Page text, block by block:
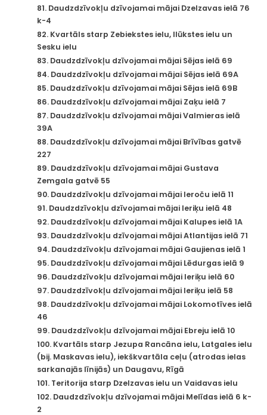
81. Daudzdzīvokļu dzīvojamai mājai Dzelzavas ielā 76
k-4
82. Kvartāls starp Zebiekstes ielu, Ilūkstes ielu un
Sesku ielu
83. Daudzdzīvokļu dzīvojamai mājai Sējas ielā 69
84. Daudzdzīvokļu dzīvojamai mājai Sējas ielā 69A
85. Daudzdzīvokļu dzīvojamai mājai Sējas ielā 69B
86. Daudzdzīvokļu dzīvojamai mājai Zaķu ielā 7
87. Daudzdzīvokļu dzīvojamai mājai Valmieras ielā
39A
88. Daudzdzīvokļu dzīvojamai mājai Brīvības gatvē
227
89. Daudzdzīvokļu dzīvojamai mājai Gustava
Zemgala gatvē 55
90. Daudzdzīvokļu dzīvojamai mājai Ieroču ielā 11
91. Daudzdzīvokļu dzīvojamai mājai Ieriķu ielā 48
92. Daudzdzīvokļu dzīvojamai mājai Kalupes ielā 1A
93. Daudzdzīvokļu dzīvojamai mājai Atlantijas ielā 71
94. Daudzdzīvokļu dzīvojamai mājai Gaujienas ielā 1
95. Daudzdzīvokļu dzīvojamai mājai Lēdurgas ielā 9
96. Daudzdzīvokļu dzīvojamai mājai Ieriķu ielā 60
97. Daudzdzīvokļu dzīvojamai mājai Ieriķu ielā 58
98. Daudzdzīvokļu dzīvojamai mājai Lokomotīves ielā
46
99. Daudzdzīvokļu dzīvojamai mājai Ebreju ielā 10
100. Kvartāls starp Jezupa Rancāna ielu, Latgales ielu
(bij. Maskavas ielu), iekškvartāla ceļu (atrodas ielas
sarkanajās līnijās) un Daugavu, Rīgā
101. Teritorija starp Dzelzavas ielu un Vaidavas ielu
102. Daudzdzīvokļu dzīvojamai mājai Melīdas ielā 6 k-
2